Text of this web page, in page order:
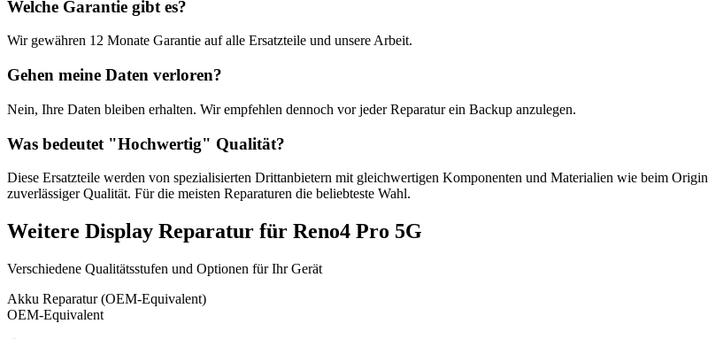
Welche Garantie gibt es?
Wir gewähren 12 Monate Garantie auf alle Ersatzteile und unsere Arbeit.
Gehen meine Daten verloren?
Nein, Ihre Daten bleiben erhalten. Wir empfehlen dennoch vor jeder Reparatur ein Backup anzulegen.
Was bedeutet "Hochwertig" Qualität?
Diese Ersatzteile werden von spezialisierten Drittanbietern mit gleichwertigen Komponenten und Materialien wie beim
zuverlässiger Qualität. Für die meisten Reparaturen die beliebteste Wahl.
Weitere Display Reparatur für Reno4 Pro 5G
Verschiedene Qualitätsstufen und Optionen für Ihr Gerät
Akku Reparatur (OEM-Equivalent)
OEM-Equivalent